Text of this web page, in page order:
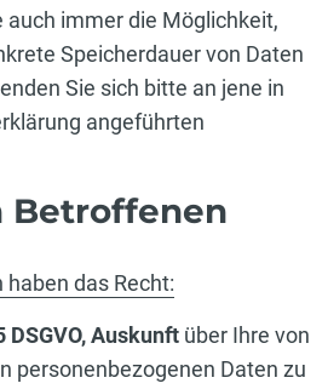
auch immer die Möglichkeit,
Speicherdauer von Daten
Sie sich bitte an jene in
angeführten
Betroffenen
das Recht:
Auskunft über Ihre von
personenbezogenen Daten zu